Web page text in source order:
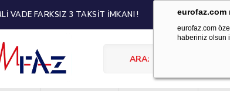
eurofaz.com
eurofaz.com
haberiniz olsun
VADE FARKSIZ 3 TAKSİT İMKANI !